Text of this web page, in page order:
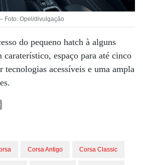
Foto: Opel/divulgação
do pequeno hatch à alguns
caraterístico, espaço para até cinco
tecnologias acessíveis e uma ampla
Corsa Antigo Corsa Classic